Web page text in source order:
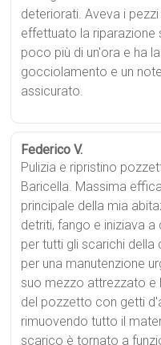
deteriorati. Aveva i
effettuato la riparazione
poco più di un'ora e ha
gocciolamento e un
assicurato.
Federico V.
Pulizia e ripristino
Baricella. Massima
principale della mia
detriti, fango e iniziava
per tutti gli scarichi
per una manutenzione
suo mezzo attrezzato e
del pozzetto con getti
rimuovendo tutto il
scarico è tornato a